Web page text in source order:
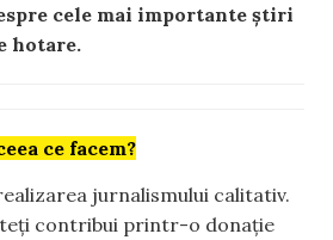
cele mai importante știri
hotare.
ce facem?
jurnalismului calitativ.
contribui printr-o donație